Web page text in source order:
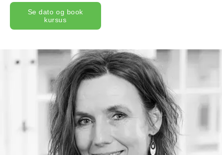
Se dato og book
kursus